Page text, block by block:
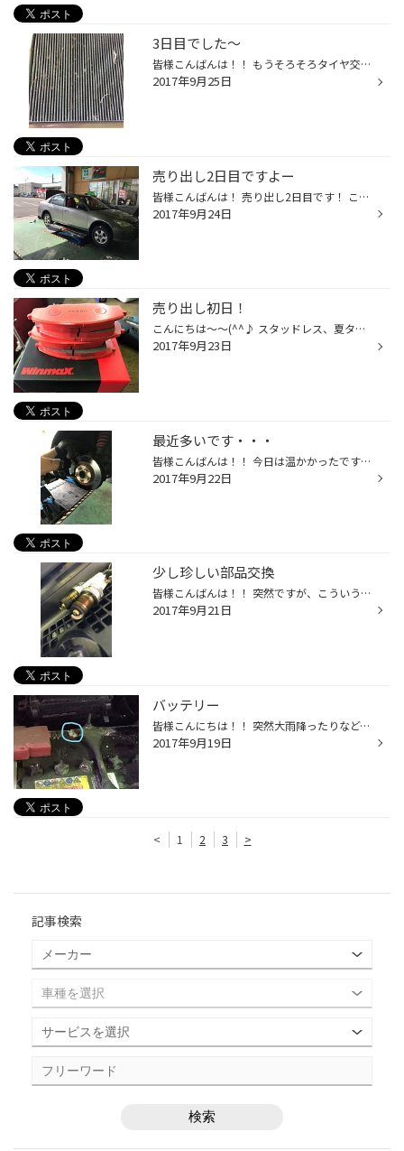
3日目でした～
皆様こんばんは！！ もうそろそろタイヤ交換の時期ですねぇ～～ 去年は10月15日ぐらいから5時間待ちの状態でしたので それを見越して今年は早めに交換した方がいいかもしれないですよ～ さて今日はエアコンフィルターですよー これはエアコンのゴミなどを取ってくれるフィルターになるのですが 結構...
2017年9月25日
売り出し2日目ですよー
皆様こんばんは！ 売り出し2日目です！ この機会にタイヤ交換どうでしょう？？ そんな中新品の入れ替え作業がはいりました～～～ シビック様のタイヤ交換です！ VRXをご購入していただきました。 今のタイヤで滑るなぁとかんじたら交換時期かもしれませんので 是非一度ご来店ください♪ 無料で点検致...
2017年9月24日
売り出し初日！
こんにちは～～(^^♪ スタッドレス、夏タイヤ在庫処分売り出し1日目です！！ 沢山のご来店ご成約有難うございます！！ そんな売り出し最中ですが作業も色々やっておりますよ~！ まずは S2000様のブレーキパッド交換です！十勝サーキットで走行されているお客様で消耗してきたので 交換となりました、...
2017年9月23日
最近多いです・・・
皆様こんばんは！！ 今日は温かかったですね。 もうちょっと涼しかったらちょうどいいんだけどなぁ と思う今日この頃でした。 さて今日はまたまたブレーキ交換のお客様です。 今日のお客様はパッドを取り付ける部分が結構錆びていたので 錆を落としております。 錆を落として、パッドも交換して後は...
2017年9月22日
少し珍しい部品交換
皆様こんばんは！！ 突然ですが、こういう部分見たことありますか？ これはプラグという部品です。 簡単に言うとエンジン内で点火する部品です。 これが劣化していくと、エンジンのかかりが悪くなったり 燃費が悪くなる原因の一つですね。 この部品はメーカーでは10万キロに一回ぐらいの 交換と言っ...
2017年9月21日
バッテリー
皆様こんにちは！！ 突然大雨降ったりなど、忙しい天気ですね・・ 季節の変わり目ということもあるので、 体調崩さないように気を付けてくださいね さて、今日はバッテリーのお話です。 皆様のバッテリーからこの様な青白い粉上のようなものは 出ていませんか? これはサルフェ―ションといってバッテ...
2017年9月19日
< 1 2 3 >
記事検索